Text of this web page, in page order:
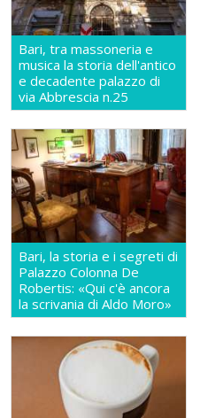
Bari, tra massoneria e
musica la storia dell'antico
e decadente palazzo di
via Abbrescia n.25
Bari, la storia e i segreti di
Palazzo Colonna De
Robertis: «Qui c'è ancora
la scrivania di Aldo Moro»